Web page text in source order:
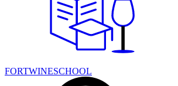
FORTWINESCHOOL